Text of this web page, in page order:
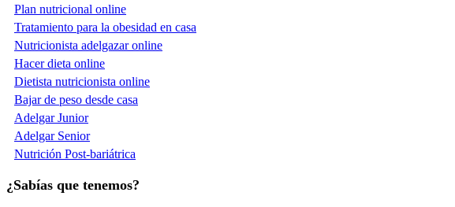
Plan nutricional online
Tratamiento para la obesidad en casa
Nutricionista adelgazar online
Hacer dieta online
Dietista nutricionista online
Bajar de peso desde casa
Adelgar Junior
Adelgar Senior
Nutrición Post-bariátrica
¿Sabías que tenemos?